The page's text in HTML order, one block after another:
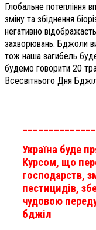
Глобальне потепління
зміну та збіднення
негативно
захворювань. Бджоли
тож наша загибель
будемо говорити 20
Всесвітнього Дня
Україна буде
Курсом, що
господарств,
пестицидів,
чудовою
бджіл